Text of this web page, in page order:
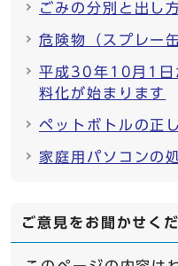
ごみの分別と出し
危険物（スプレー
平成30年10月1日
料化が始まります
ペットボトルの正
家庭用パソコンの
ご意見をお聞かせく